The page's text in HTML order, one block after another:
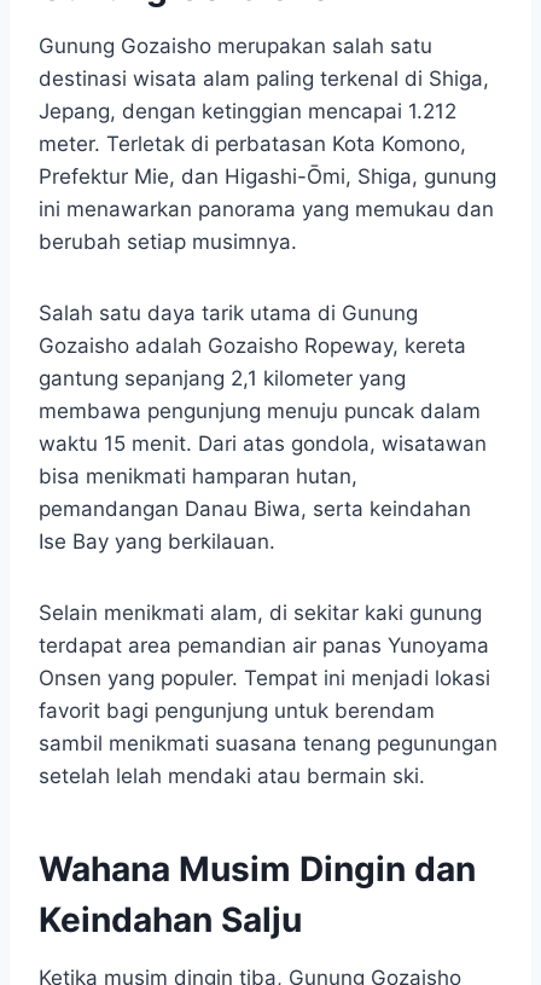
Gunung Gozaisho merupakan salah satu
destinasi wisata alam paling terkenal di Shiga,
Jepang, dengan ketinggian mencapai 1.212
meter. Terletak di perbatasan Kota Komono,
Prefektur Mie, dan Higashi-Ōmi, Shiga, gunung
ini menawarkan panorama yang memukau dan
berubah setiap musimnya.
Salah satu daya tarik utama di Gunung
Gozaisho adalah Gozaisho Ropeway, kereta
gantung sepanjang 2,1 kilometer yang
membawa pengunjung menuju puncak dalam
waktu 15 menit. Dari atas gondola, wisatawan
bisa menikmati hamparan hutan,
pemandangan Danau Biwa, serta keindahan
Ise Bay yang berkilauan.
Selain menikmati alam, di sekitar kaki gunung
terdapat area pemandian air panas Yunoyama
Onsen yang populer. Tempat ini menjadi lokasi
favorit bagi pengunjung untuk berendam
sambil menikmati suasana tenang pegunungan
setelah lelah mendaki atau bermain ski.​
Wahana Musim Dingin dan
Keindahan Salju
Ketika musim dingin tiba, Gunung Gozaisho